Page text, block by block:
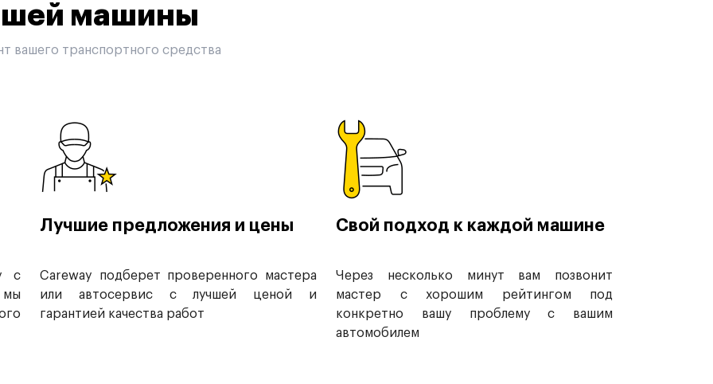
машины
вашего транспортного средства
с
мы
Лучшие предложения и цены
Careway подберет проверенного мастера
или автосервис с лучшей ценой и
гарантией качества работ
Свой подход к каждой машине
Через несколько минут вам позвонит
мастер с хорошим рейтингом под
конкретно вашу проблему с вашим
автомобилем